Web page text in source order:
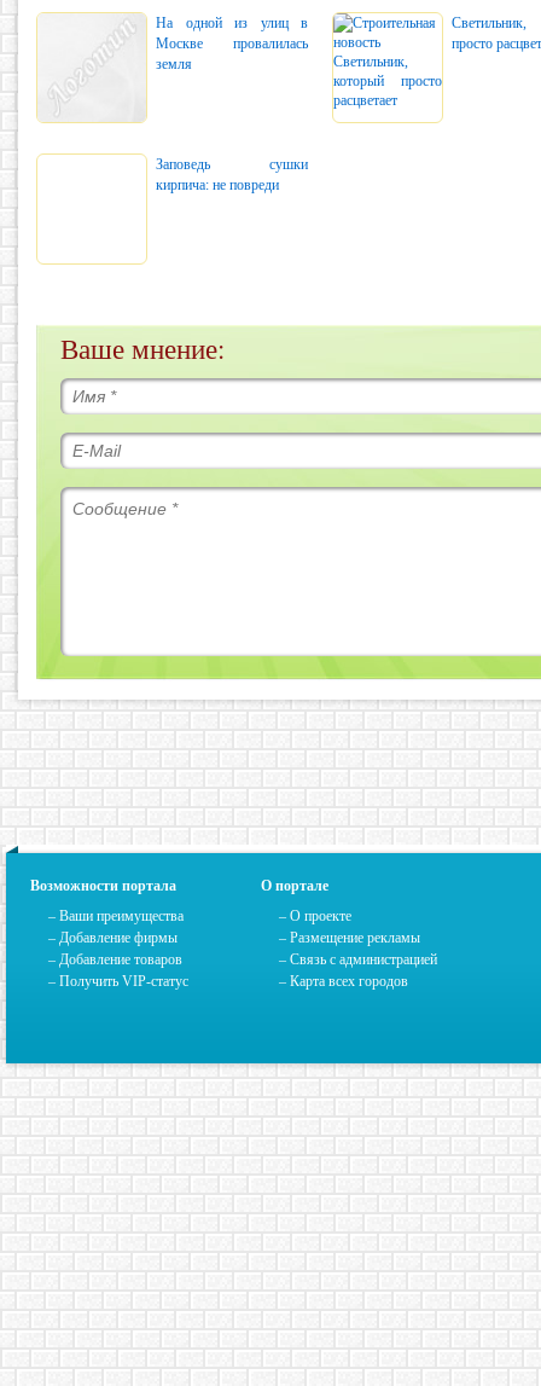
На одной из улиц в
Москве провалилась
земля
просто
Заповедь сушки
кирпича: не повреди
Ваше мнение:
Возможности портала
– Ваши преимущества
– Добавление фирмы
– Добавление товаров
– Получить VIP-статус
О портале
– О проекте
– Размещение рекламы
– Связь с администрацией
– Карта всех городов